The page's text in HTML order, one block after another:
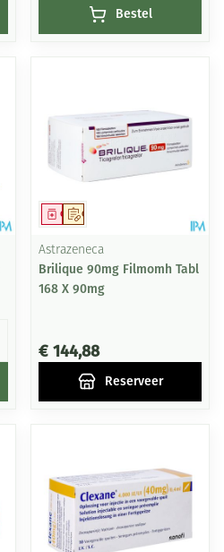
Bestel
Op voorschrift
Geneesmiddel
Astrazeneca
Brilique 90mg Filmomh Tabl
168 X 90mg
€ 144,88
Reserveer